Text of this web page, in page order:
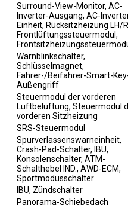
Surround-View-Monitor, AC-
Inverter-Ausgang, AC-
Einheit, Rücksitzheizung LH/
Frontlüftungssteuermodul,
Warnblinkschalter,
Schlüsselmagnet,
Fahrer-/Beifahrer-Smart-
Außengriff
Steuermodul der vorderen
Luftbelüftung, Steuermodul
vorderen Sitzheizung
SRS-Steuermodul
Spurverlassenswarneinheit,
Crash-Pad-Schalter, IBU,
Konsolenschalter, ATM-
Schalthebel IND., AWD-ECM,
Sportmodusschalter
IBU, Zündschalter
Panorama-Schiebedach